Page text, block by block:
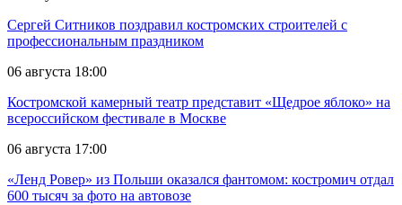
Сергей Ситников поздравил костромских строителей с
профессиональным праздником
06 августа 18:00
Костромской камерный театр представит «Щедрое яблоко» на
всероссийском фестивале в Москве
06 августа 17:00
«Ленд Ровер» из Польши оказался фантомом: костромич отдал
600 тысяч за фото на автовозе